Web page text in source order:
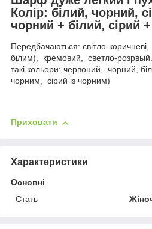
Колір: білий, чорний,
чорний + білий, сірий
Передбачаються: світло-
білим), кремовий, светло-
такі кольори: червоний, чорний,
чорним, сірий із чорним)
Приховати
Характеристики
Основні
Стать